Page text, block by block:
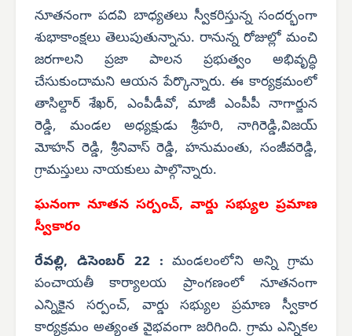
నూతనంగా పదవి బాధ్యతలు స్వీకరిస్తున్న సందర్భంగా
శుభాకాంక్షలు తెలుపుతున్నాను. రానున్న రోజుల్లో మంచి
జరగాలని ప్రజా పాలన ప్రభుత్వం అభివృద్ధి
చేసుకుందామని ఆయన పేర్కొన్నారు. ఈ కార్యక్రమంలో
తాసిల్దార్ శేఖర్, ఎంపీడీవో, మాజీ ఎంపీపీ నాగార్జున
రెడ్డి, మండల అధ్యక్షుడు శ్రీహరి, నాగిరెడ్డి,విజయ్
మోహన్ రెడ్డి, శ్రీనివాస్ రెడ్డి, హనుమంతు, సంజీవరెడ్డి,
గ్రామస్తులు నాయకులు పాల్గొన్నారు.
ఘనంగా నూతన సర్పంచ్, వార్డు సభ్యుల ప్రమాణ
స్వీకారం
రేవల్లి, డిసెంబర్ 22 : మండలంలోని అన్ని గ్రామ
పంచాయతీ కార్యాలయ ప్రాంగణంలో నూతనంగా
ఎన్నికైన సర్పంచ్, వార్డు సభ్యుల ప్రమాణ స్వీకార
కార్యక్రమం అత్యంత వైభవంగా జరిగింది. గ్రామ ఎన్నికల